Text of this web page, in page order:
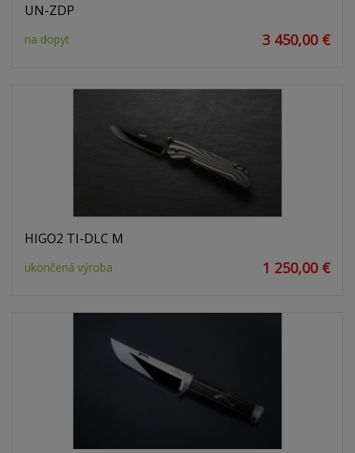
UN-ZDP
na dopyt 3 450,00 €
HIGO2 TI-DLC M
ukončená výroba 1 250,00 €